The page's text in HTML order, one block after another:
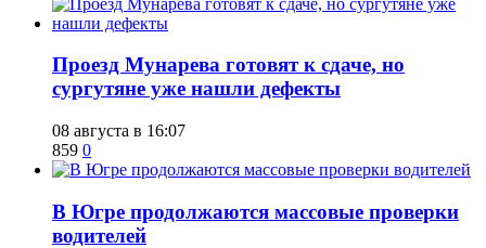
​Проезд Мунарева готовят к сдаче, но
сургутяне уже нашли дефекты
08 августа в 16:07
859 0
​В Югре продолжаются массовые проверки
водителей